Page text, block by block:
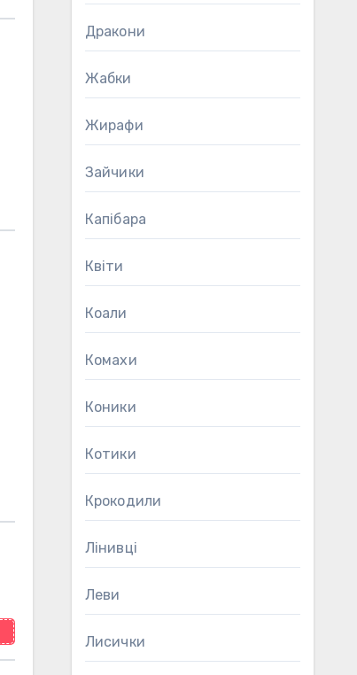
Дракони
Жабки
Жирафи
Зайчики
Капібара
Квіти
Коали
Комахи
Коники
Котики
Крокодили
Лінивці
Леви
Лисички